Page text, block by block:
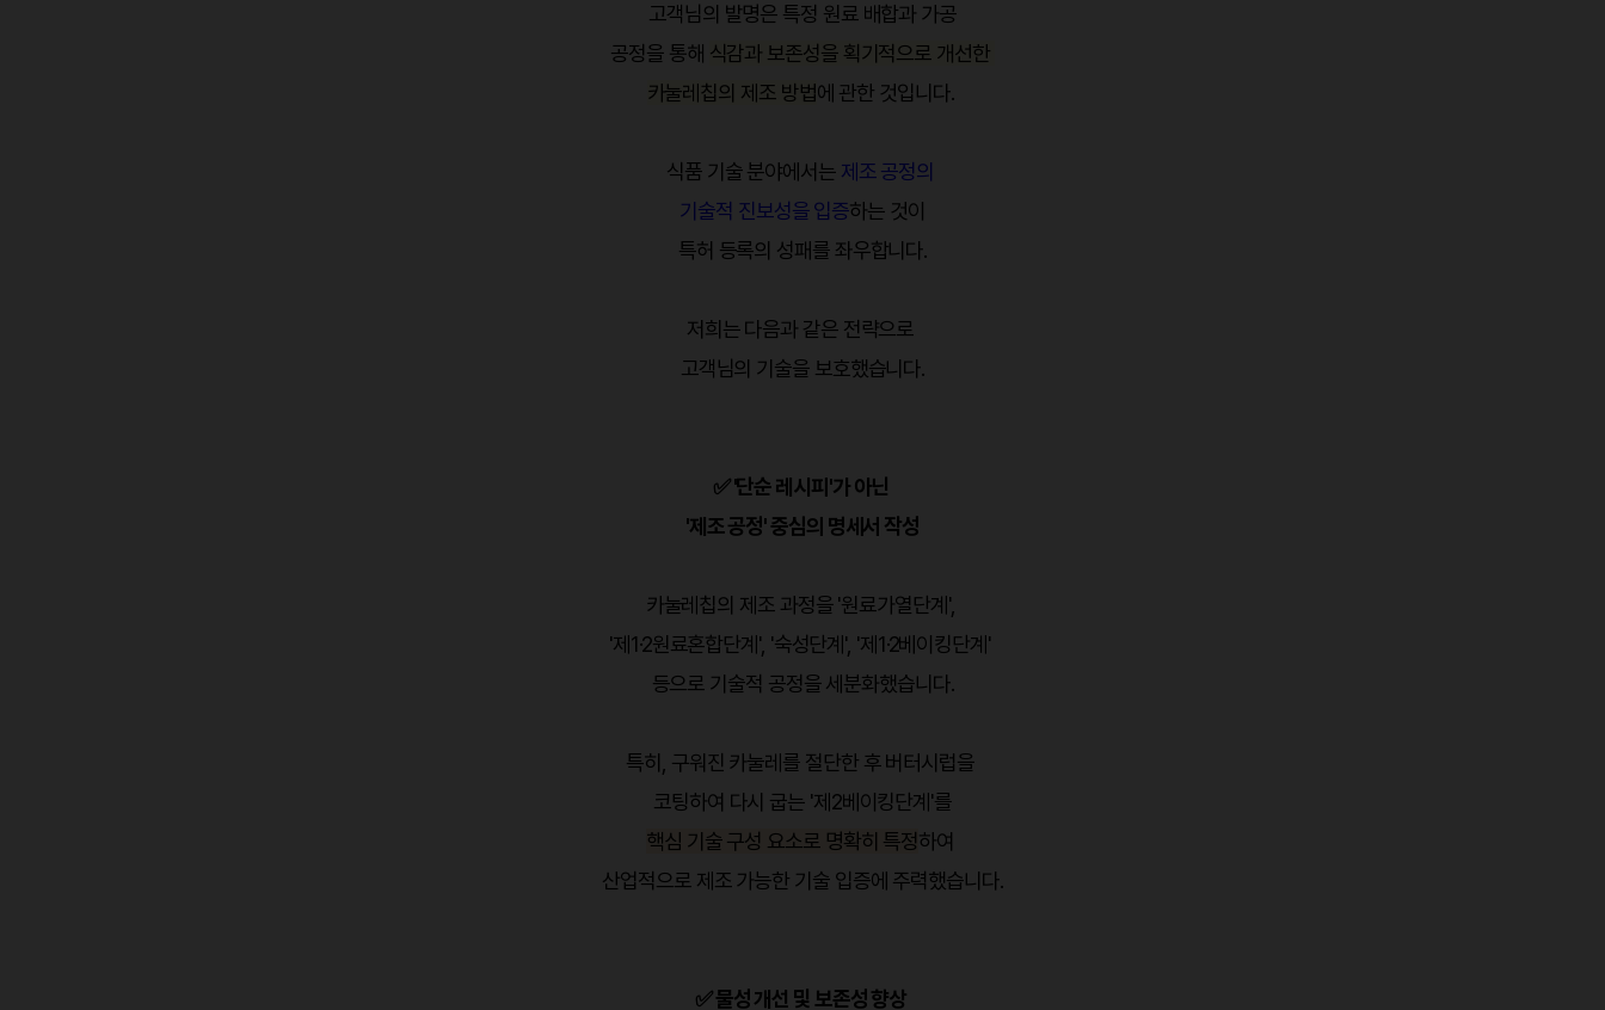
고객님의 발명은 특정 원료 배합과 가공
공정을 통해 식감과 보존성을 획기적으로 개선한
카눌레칩의 제조 방법에 관한 것입니다.
식품 기술 분야에서는 제조 공정의
기술적 진보성을 입증하는 것이
특허 등록의 성패를 좌우합니다.
저희는 다음과 같은 전략으로
고객님의 기술을 보호했습니다.
✅ '단순 레시피'가 아닌
'제조 공정' 중심의 명세서 작성
카눌레칩의 제조 과정을 '원료가열단계',
'제1·2원료혼합단계', '숙성단계', '제1·2베이킹단계'
등으로 기술적 공정을 세분화했습니다.
특히, 구워진 카눌레를 절단한 후 버터시럽을
코팅하여 다시 굽는 '제2베이킹단계'를
핵심 기술 구성 요소로 명확히 특정하여
산업적으로 제조 가능한 기술 입증에 주력했습니다.
✅ 물성 개선 및 보존성 향상